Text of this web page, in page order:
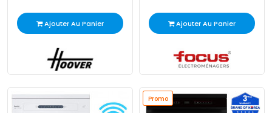
Ajouter Au Panier Ajouter Au Panier
Promo